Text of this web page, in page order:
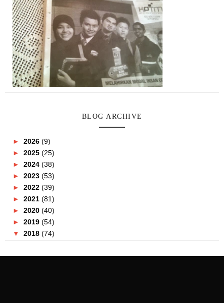
BLOG ARCHIVE
► 2026 (9)
► 2025 (25)
► 2024 (38)
► 2023 (53)
► 2022 (39)
► 2021 (81)
► 2020 (40)
► 2019 (54)
▼ 2018 (74)
►November(2)